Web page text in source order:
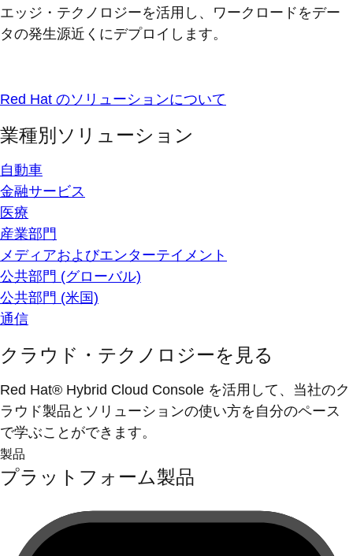
エッジ・テクノロジーを活用し、ワークロードをデー
タの発生源近くにデプロイします。
Red Hat のソリューションについて
業種別ソリューション
自動車
金融サービス
医療
産業部門
メディアおよびエンターテイメント
公共部門 (グローバル)
公共部門 (米国)
通信
クラウド・テクノロジーを見る
Red Hat® Hybrid Cloud Console を活用して、当社のク
ラウド製品とソリューションの使い方を自分のペース
で学ぶことができます。
製品
プラットフォーム製品